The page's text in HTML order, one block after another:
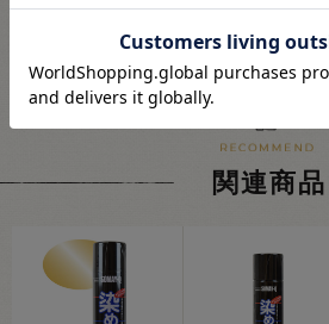
関連商品